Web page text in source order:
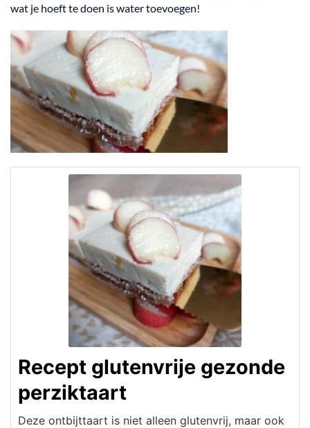
wat je hoeft te doen is water toevoegen!
Recept glutenvrije gezonde
perziktaart
Deze ontbijttaart is niet alleen glutenvrij, maar ook